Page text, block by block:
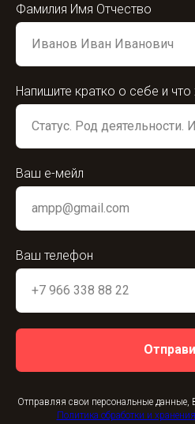
Фамилия Имя Отчество
Напишите кратко о себе и
Ваш е-мейл
Ваш телефон
Отправляя свои персональные данные,
Политика обработки и